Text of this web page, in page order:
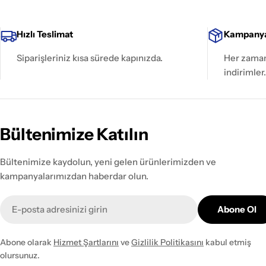
Hızlı Teslimat
Siparişleriniz kısa sürede kapınızda.
Her
indirimler.
Bültenimize Katılın
Bültenimize kaydolun, yeni gelen ürünlerimizden ve
kampanyalarımızdan haberdar olun.
posta
Abone Ol
Abone olarak Hizmet Şartlarını veGizlilik Politikasını kabul etmiş
olursunuz.